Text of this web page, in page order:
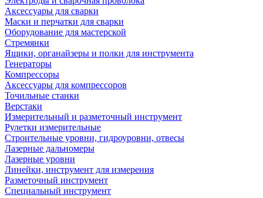
Аксессуары для сварки
Маски и перчатки для сварки
Оборудование для мастерской
Стремянки
Ящики, органайзеры и полки для инструмента
Генераторы
Компрессоры
Аксессуары для компрессоров
Точильные станки
Верстаки
Измерительный и разметочный инструмент
Рулетки измерительные
Строительные уровни, гидроуровни, отвесы
Лазерные дальномеры
Лазерные уровни
Линейки, инструмент для измерения
Разметочный инструмент
Специальный инструмент